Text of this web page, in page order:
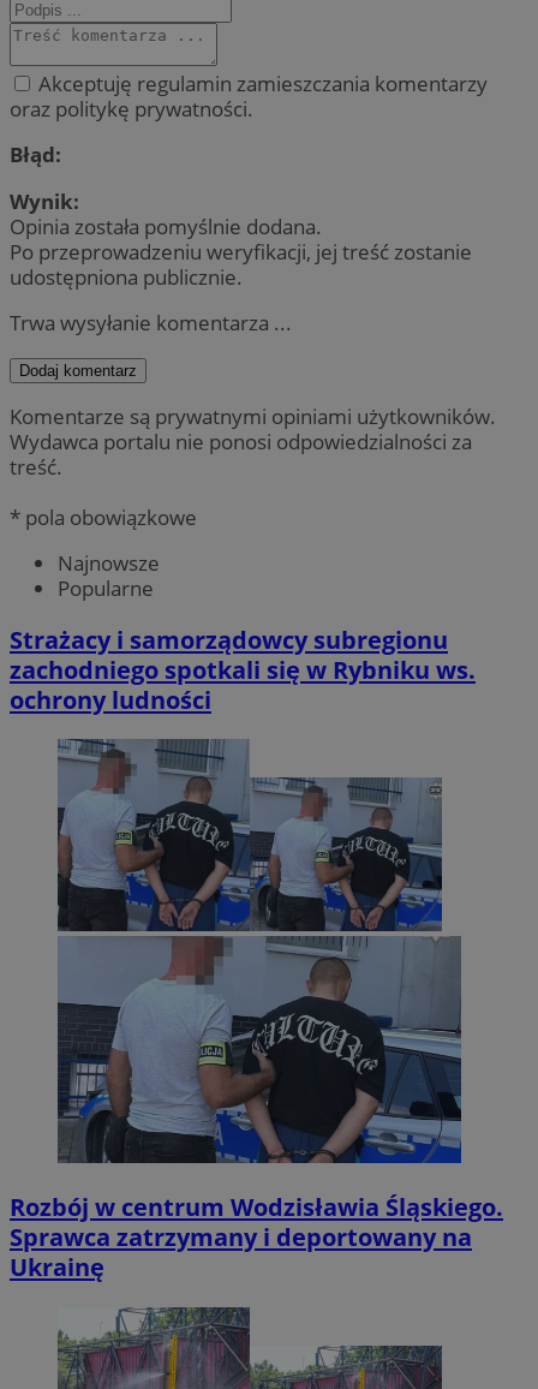
Akceptuję regulamin zamieszczania komentarzy
oraz politykę prywatności.
Błąd:
Wynik:
Opinia została pomyślnie dodana.
Po przeprowadzeniu weryfikacji, jej treść zostanie
udostępniona publicznie.
Trwa wysyłanie komentarza ...
Dodaj komentarz
Komentarze są prywatnymi opiniami użytkowników.
Wydawca portalu nie ponosi odpowiedzialności za
treść.
* pola obowiązkowe
Najnowsze
Popularne
Strażacy i samorządowcy subregionu
zachodniego spotkali się w Rybniku ws.
ochrony ludności
Rozbój w centrum Wodzisławia Śląskiego.
Sprawca zatrzymany i deportowany na
Ukrainę